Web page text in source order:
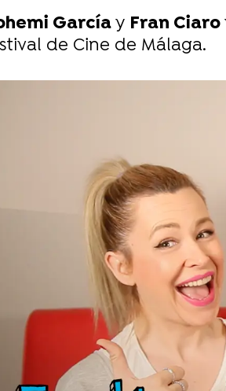
Garcíay Fran Ciaro
de Cine de Málaga.